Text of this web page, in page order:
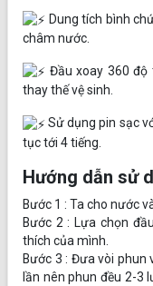
Dung tích bình
châm nước.
Đầu xoay 360 độ
thay thế vệ sinh.
Sử dụng pin sạc
tục tới 4 tiếng.
Hướng dẫn sử
Bước 1 : Ta cho nước
Bước 2 : Lựa chọn
thích của mình.
Bước 3 : Đưa vòi phun
lần nên phun đều 2-3